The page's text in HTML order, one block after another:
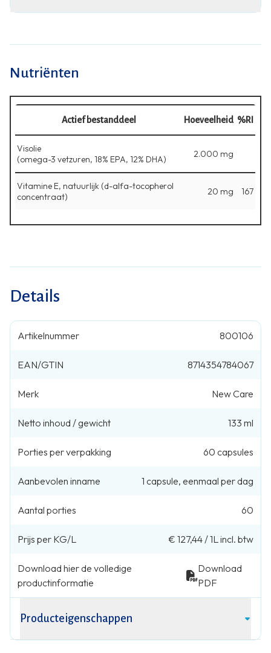
Details
Artikelnummer 800106
EAN/GTIN 8714354784067
Merk New Care
Netto inhoud / gewicht 133 ml
Porties per verpakking 60 capsules
Aanbevolen inname 1 capsule, eenmaal per dag
Aantal porties 60
Prijs per KG/L € 127,44 /1L incl. btw
Download hier de volledige
productinformatie
Download
PDF
Producteigenschappen
Nutriënten
Actief bestanddeel Hoeveelheid %RI
Visolie
(omega-3 vetzuren, 18% EPA, 12% DHA)
2.000 mg
Vitamine E, natuurlijk (d-alfa-tocopherol
concentraat)
20 mg 167